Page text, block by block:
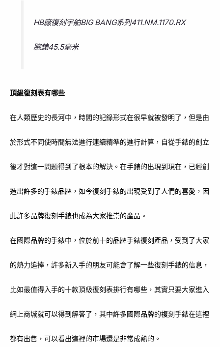
HB廠復刻宇舶BIG BANG系列411.NM.1170.RX
腕錶45.5毫米
頂級復刻表有哪些
在人類歷史的長河中，時間的記錄形式在很早就被發明了，但是由
於形式不同使時間無法進行連續精準的進行計算，自從手錶的創立
後才對這一問題得到了根本的解決。在手錶的出現到現在，已經創
造出許多的手錶品牌，如今復刻手錶的出現受到了人們的喜愛，因
此許多品牌復刻手錶也成為大家推崇的產品。
在國際品牌的手錶中，位於前十的品牌手錶復刻產品，受到了大家
的熱力追捧，許多新入手的朋友可能會了解一些復刻手錶的信息，
比如最值得入手的十款頂級復刻表排行有哪些，其實只要大家進入
網上商城就可以得到解答了，其中許多國際品牌的複刻手錶在這裡
都有出售，可以看出這裡的市場還是非常成熟的。